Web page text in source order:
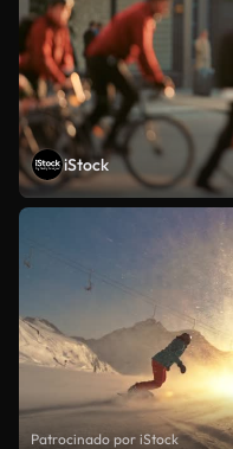
iStock
Patrocinado por iStock